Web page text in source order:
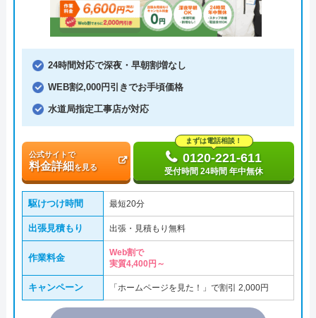
24時間対応で深夜・早朝割増なし
WEB割2,000円引きでお手頃価格
水道局指定工事店が対応
公式サイトで
料金詳細を見る
まずは電話相談！
0120-221-611
受付時間 24時間 年中無休
駆けつけ時間 最短20分
出張見積もり 出張・見積もり無料
作業料金
Web割で
実質4,400円～
キャンペーン 「ホームページを見た！」で割引 2,000円